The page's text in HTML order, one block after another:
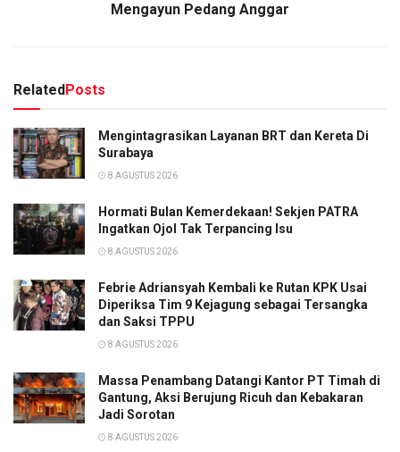
Mengayun Pedang Anggar
RelatedPosts
Mengintagrasikan Layanan BRT dan Kereta Di
Surabaya
8 AGUSTUS 2026
Hormati Bulan Kemerdekaan! Sekjen PATRA
Ingatkan Ojol Tak Terpancing Isu
8 AGUSTUS 2026
Febrie Adriansyah Kembali ke Rutan KPK Usai
Diperiksa Tim 9 Kejagung sebagai Tersangka
dan Saksi TPPU
8 AGUSTUS 2026
Massa Penambang Datangi Kantor PT Timah di
Gantung, Aksi Berujung Ricuh dan Kebakaran
Jadi Sorotan
8 AGUSTUS 2026